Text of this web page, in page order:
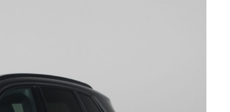
dan of bel ons, zodat we de auto voor u klaar kunnen